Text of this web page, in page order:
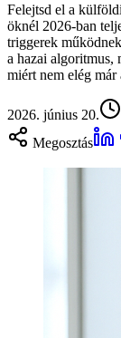
Felejtsd el a
öknél 2026-ban
triggerek
a hazai algoritmus,
miért nem elég már
2026. június 20.
Megosztás